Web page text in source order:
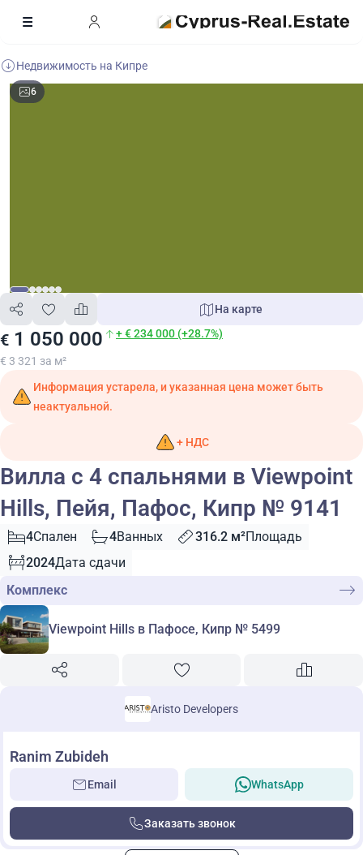
Недвижимость на Кипре
6
€ 1 050 000 + € 234 000 (+28.7%)
€ 3 321 за м²
На карте
Информация устарела, и указанная цена может быть
неактуальной.
+ НДС
Вилла с 4 спальнями в Viewpoint
Hills, Пейя, Пафос, Кипр № 9141
4Спален 4Ванных 316.2 м²Площадь
2024Дата сдачи
Комплекс
Viewpoint Hills в Пафосе, Кипр № 5499
Aristo Developers
Ranim Zubideh
Email WhatsApp
Заказать звонок